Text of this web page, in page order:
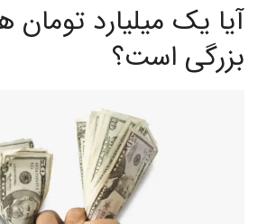
آیا یک میلیارد تومان
بزرگی است؟